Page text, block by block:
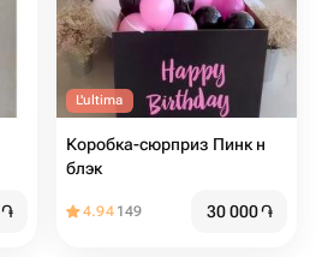
֏
L'ultima
Коробка-сюрприз Пинк н
блэк
4.94 149 30 000֏